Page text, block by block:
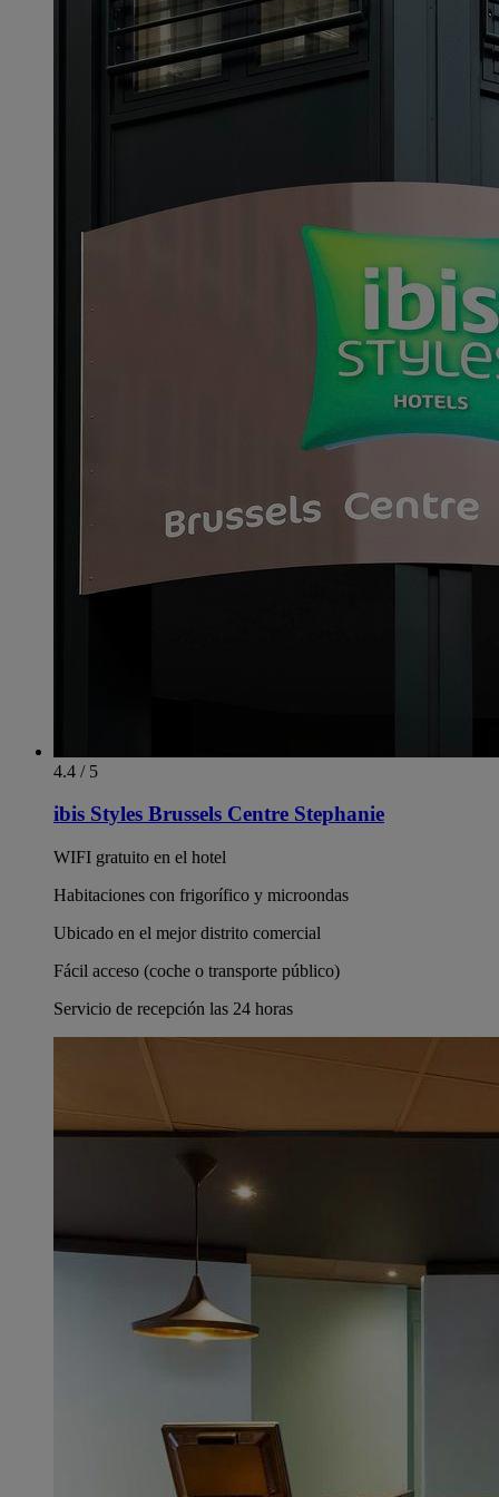
4.4 / 5
ibis Styles Brussels Centre Stephanie
WIFI gratuito en el hotel
Habitaciones con frigorífico y microondas
Ubicado en el mejor distrito comercial
Fácil acceso (coche o transporte público)
Servicio de recepción las 24 horas